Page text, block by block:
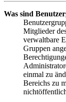
Was sind
Mitglieder
verwaltbare
Gruppen
einmal zu
Bereichs zu